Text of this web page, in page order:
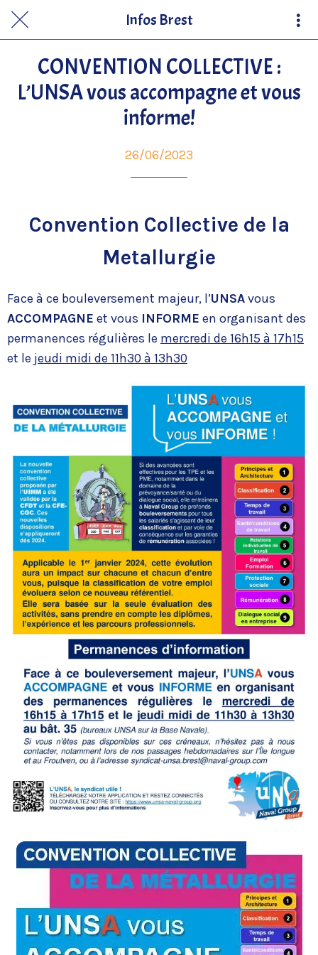
Infos Brest
CONVENTION COLLECTIVE :
L’UNSA vous accompagne et vous
informe!
26/06/2023
Convention Collective de la
Metallurgie
Face à ce bouleversement majeur, l’UNSAvous
ACCOMPAGNE et vous INFORME en organisant des
permanences régulières le mercredi de 16h15 à 17h15
et le jeudi midi de 11h30 à 13h30